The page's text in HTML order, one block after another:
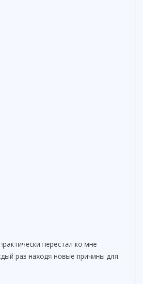
перестал ко мне
раз находя новые причины для